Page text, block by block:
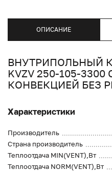
ОПИСАНИЕ
ВНУТРИПОЛЬНЫЙ
KVZV 250-105-
КОНВЕКЦИЕЙ БЕЗ
Характеристики
Производитель
Страна производитель
Теплоотдача MIN(VENT),Вт
Теплоотдача NORM(VENT),Вт